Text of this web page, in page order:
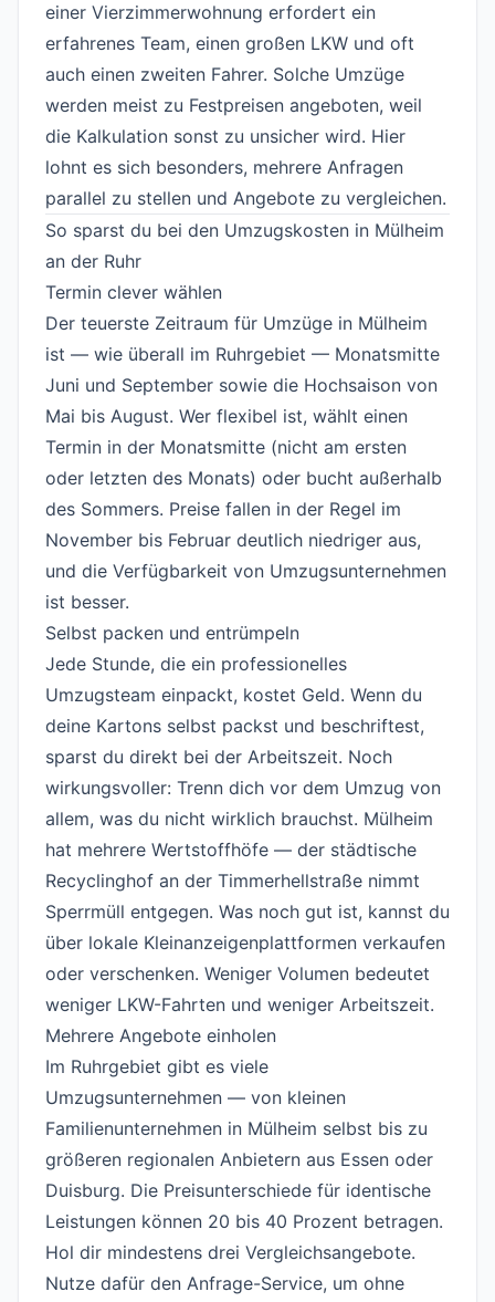
einer Vierzimmerwohnung erfordert ein
erfahrenes Team, einen großen LKW und oft
auch einen zweiten Fahrer. Solche Umzüge
werden meist zu Festpreisen angeboten, weil
die Kalkulation sonst zu unsicher wird. Hier
lohnt es sich besonders, mehrere Anfragen
parallel zu stellen und Angebote zu vergleichen.
So sparst du bei den Umzugskosten in Mülheim
an der Ruhr
Termin clever wählen
Der teuerste Zeitraum für Umzüge in Mülheim
ist — wie überall im Ruhrgebiet — Monatsmitte
Juni und September sowie die Hochsaison von
Mai bis August. Wer flexibel ist, wählt einen
Termin in der Monatsmitte (nicht am ersten
oder letzten des Monats) oder bucht außerhalb
des Sommers. Preise fallen in der Regel im
November bis Februar deutlich niedriger aus,
und die Verfügbarkeit von Umzugsunternehmen
ist besser.
Selbst packen und entrümpeln
Jede Stunde, die ein professionelles
Umzugsteam einpackt, kostet Geld. Wenn du
deine Kartons selbst packst und beschriftest,
sparst du direkt bei der Arbeitszeit. Noch
wirkungsvoller: Trenn dich vor dem Umzug von
allem, was du nicht wirklich brauchst. Mülheim
hat mehrere Wertstoffhöfe — der städtische
Recyclinghof an der Timmerhellstraße nimmt
Sperrmüll entgegen. Was noch gut ist, kannst du
über lokale Kleinanzeigenplattformen verkaufen
oder verschenken. Weniger Volumen bedeutet
weniger LKW-Fahrten und weniger Arbeitszeit.
Mehrere Angebote einholen
Im Ruhrgebiet gibt es viele
Umzugsunternehmen — von kleinen
Familienunternehmen in Mülheim selbst bis zu
größeren regionalen Anbietern aus Essen oder
Duisburg. Die Preisunterschiede für identische
Leistungen können 20 bis 40 Prozent betragen.
Hol dir mindestens drei Vergleichsangebote.
Nutze dafür den Anfrage-Service, um ohne